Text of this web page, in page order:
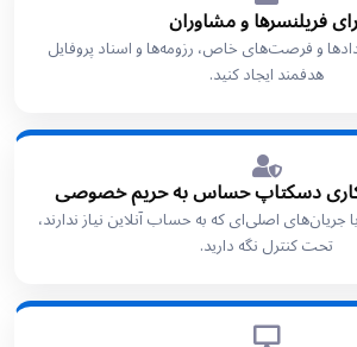
فریلنسرها و مشاوران
و فرصت‌های خاص، رزومه‌ها و اسناد پروفایل
هدفمند ایجاد کنید.
کاری دسکتاپ حساس به حریم خصوصی
جریان‌های اصلی‌ای که به حساب آنلاین نیاز ندارند،
تحت کنترل نگه دارید.